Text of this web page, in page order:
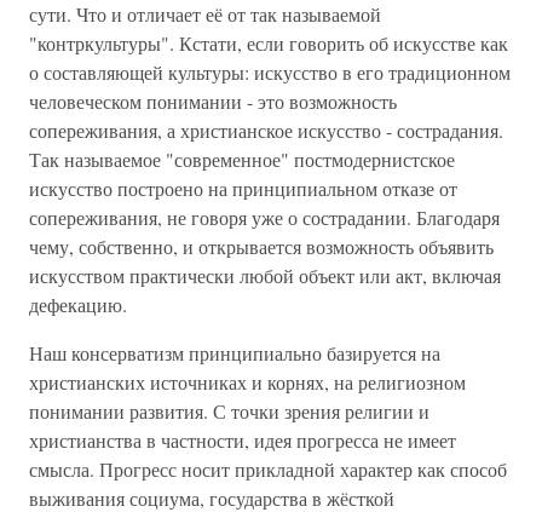
сути. Что и отличает её от так называемой
"контркультуры". Кстати, если говорить об искусстве как
о составляющей культуры: искусство в его традиционном
человеческом понимании - это возможность
сопереживания, а христианское искусство - сострадания.
Так называемое "современное" постмодернистское
искусство построено на принципиальном отказе от
сопереживания, не говоря уже о сострадании. Благодаря
чему, собственно, и открывается возможность объявить
искусством практически любой объект или акт, включая
дефекацию.
Наш консерватизм принципиально базируется на
христианских источниках и корнях, на религиозном
понимании развития. С точки зрения религии и
христианства в частности, идея прогресса не имеет
смысла. Прогресс носит прикладной характер как способ
выживания социума, государства в жёсткой